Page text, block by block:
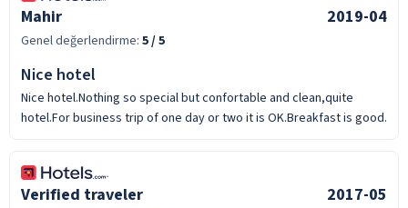
Mahir 2019-04
Genel değerlendirme: 5/ 5
Nice hotel
Nice hotel.Nothing so special but confortable and clean,quite
hotel.For business trip of one day or two it is OK.Breakfast is good.
Verified traveler 2017-05